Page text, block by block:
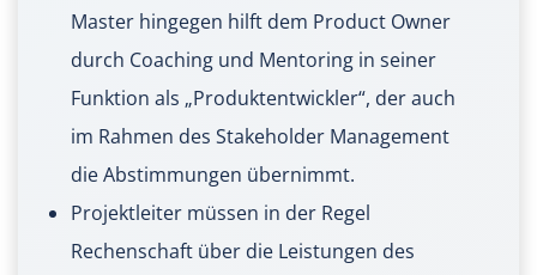
Master hingegen hilft dem Product Owner
durch Coaching und Mentoring in seiner
Funktion als „Produktentwickler“, der auch
im Rahmen des Stakeholder Management
die Abstimmungen übernimmt.
Projektleiter müssen in der Regel
Rechenschaft über die Leistungen des